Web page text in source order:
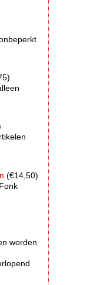
(€14,50)
worden